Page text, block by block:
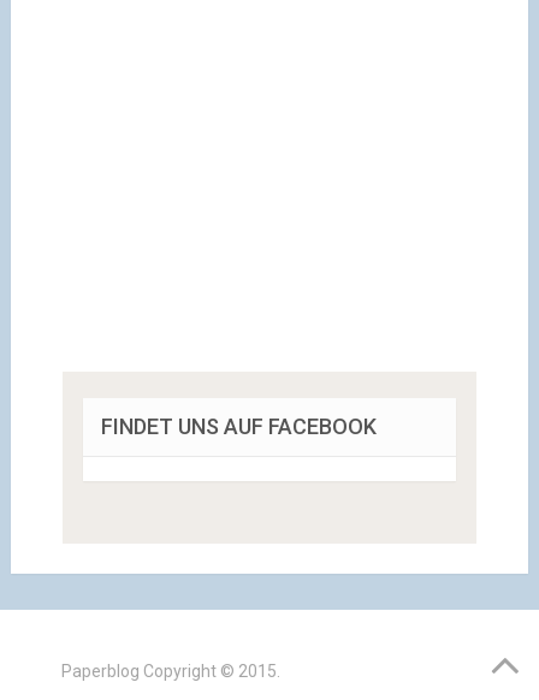
FINDET UNS AUF FACEBOOK
Paperblog Copyright © 2015.